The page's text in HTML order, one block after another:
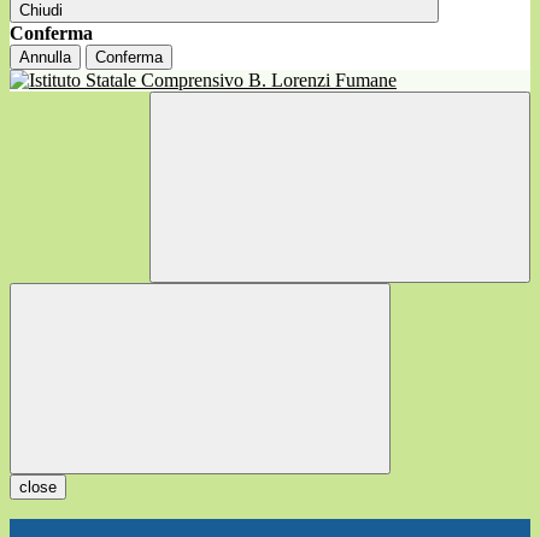
Chiudi
Conferma
Annulla Conferma
close